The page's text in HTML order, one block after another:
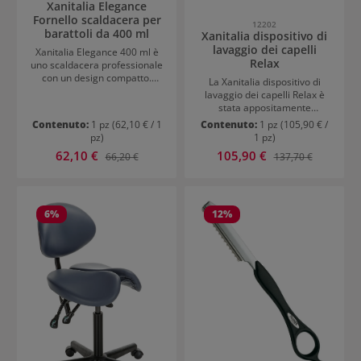
Xanitalia Elegance
Fornello scaldacera per
barattoli da 400 ml
Xanitalia Elegance 400 ml è
uno scaldacera professionale
con un design compatto.
temperatura individuale.
Fornito con cavo di
alimentazione. Attenzione:
Contenuto: 1 pz (62,10 € / 1
pz)
Prezzo di vendita:
62,10 € Prezzo normale:
66,20 €
12202
Xanitalia dispositivo di
lavaggio dei capelli
Relax
La Xanitalia dispositivo di
lavaggio dei capelli Relax è
stata appositamente
progettata per i saloni di
parrucchieri professionali che
desiderano offrire ai propri
clienti un'esperienza di
garantisce una posizione
rilassata della testa e del
collo, trasformando ogni
lavaggio dei capelli in un
momento di piacevole
coccola.Grazie alla sua
struttura stabile e alla
progettazione accurata, la
Vorrichtung per il lavaggio è
ideale per un uso quotidiano
continuo in salone.Combina
funzionalità e comfort,
Contenuto: 1 pz (105,90 € /
1 pz)
Prezzo di vendita:
105,90 € Prezzo normale:
137,70 €
6% 12%